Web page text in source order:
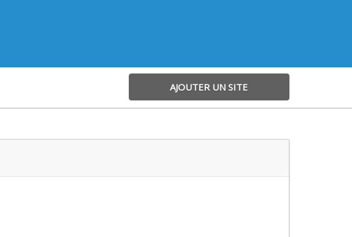
AJOUTER UN SITE